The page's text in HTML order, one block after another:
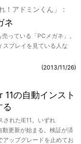
！アドミンくん」
ネ
っている「PCメガネ」。
スプレイを見ている人な
2013/11/26
の自動インスト
る
れたIE11。いずれ
更新が始まる。検証が済
ップグレードを止めてお